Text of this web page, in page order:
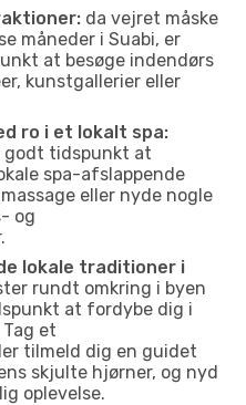
da vejret måske
måneder i Suabi, er
at besøge indendørs
kunstgallerier eller
ro i et lokalt spa:
godt tidspunkt at
spa-afslappende
eller nyde nogle
og
lokale traditioner i
rundt omkring i byen
at fordybe dig i
et
tilmeld dig en guidet
skjulte hjørner, og nyd
oplevelse.